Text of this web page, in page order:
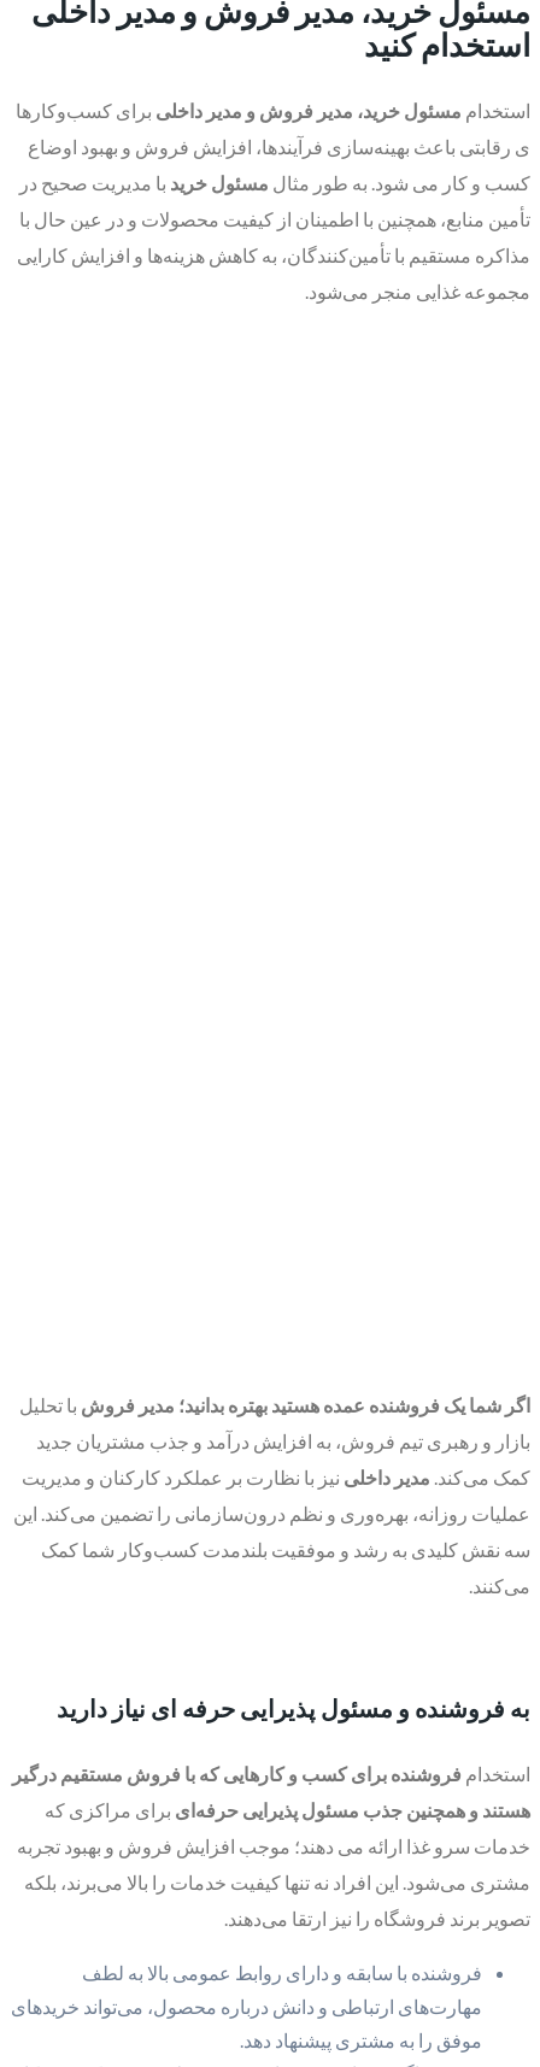
مسئول خرید، مدیر فروش و مدیر داخلی
استخدام کنید
استخدام مسئول خرید، مدیر فروش و مدیر داخلی برای کسب‌وکارها
ی رقابتی باعث بهینه‌سازی فرآیندها، افزایش فروش و بهبود اوضاع
کسب و کار می شود. به طور مثال مسئول خرید با مدیریت صحیح در
تأمین منابع، همچنین با اطمینان از کیفیت محصولات و در عین حال با
مذاکره مستقیم با تأمین‌کنندگان، به کاهش هزینه‌ها و افزایش کارایی
مجموعه غذایی منجر می‌شود.
اگر شما یک فروشنده عمده هستید بهتره بدانید؛ مدیر فروش با تحلیل
بازار و رهبری تیم فروش، به افزایش درآمد و جذب مشتریان جدید
کمک می‌کند. مدیر داخلی نیز با نظارت بر عملکرد کارکنان و مدیریت
عملیات روزانه، بهره‌وری و نظم درون‌سازمانی را تضمین می‌کند. این
سه نقش کلیدی به رشد و موفقیت بلندمدت کسب‌وکار شما کمک
می‌کنند.
به فروشنده و مسئول پذیرایی حرفه ای نیاز دارید
استخدام فروشنده برای کسب و کارهایی که با فروش مستقیم درگیر
هستند و همچنین جذب مسئول پذیرایی حرفه‌ای برای مراکزی که
خدمات سرو غذا ارائه می دهند؛ موجب افزایش فروش و بهبود تجربه
مشتری می‌شود. این افراد نه تنها کیفیت خدمات را بالا می‌برند، بلکه
تصویر برند فروشگاه را نیز ارتقا می‌دهند.
فروشنده با سابقه و دارای روابط عمومی بالا به لطف
مهارت‌های ارتباطی و دانش درباره محصول، می‌تواند خریدهای
موفق را به مشتری پیشنهاد دهد.